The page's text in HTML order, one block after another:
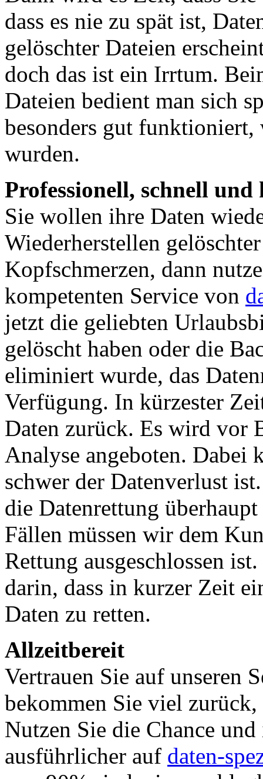
dass es nie zu spät ist,
gelöschter Dateien
doch das ist ein Irrtum.
Dateien bedient man sich
besonders gut
wurden.
Professionell, schnell und
Sie wollen ihre Daten
Wiederherstellen
Kopfschmerzen, dann
kompetenten Service von
jetzt die geliebten
gelöscht haben oder die
eliminiert wurde, das
Verfügung. In kürzester
Daten zurück. Es wird vor
Analyse angeboten. Dabei
schwer der Datenverlust
die Datenrettung
Fällen müssen wir dem
Rettung ausgeschlossen
darin, dass in kurzer Zeit
Daten zu retten.
Allzeitbereit
Vertrauen Sie auf unseren
bekommen Sie viel
Nutzen Sie die Chance
ausführlicher auf daten-